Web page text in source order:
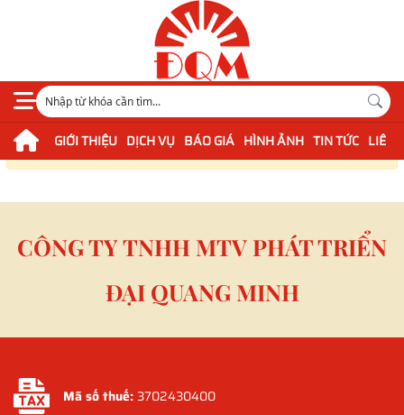
GIỚI THIỆU DỊCH VỤ BÁO GIÁ HÌNH ẢNH TIN TỨC LIÊN
Không tìm thấy kết quả
CÔNG TY TNHH MTV PHÁT TRIỂN
ĐẠI QUANG MINH
Mã số thuế:3702430400